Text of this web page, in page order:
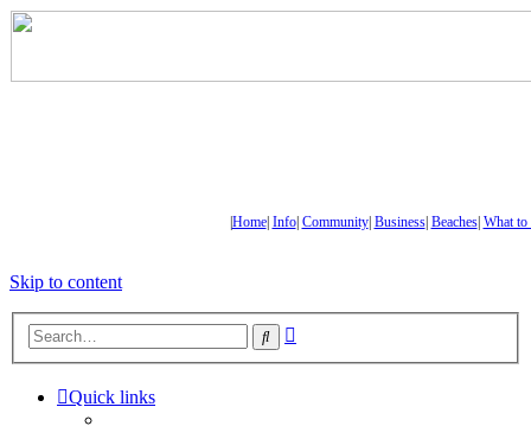
Home| Info| Community| Business| Beaches| What to
Skip to content
Search
Quick links